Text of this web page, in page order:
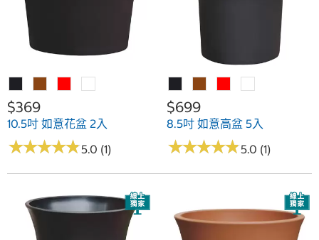
$369
10.5吋 如意花盆 2入
★★★★★
★★★★★5.0 (1)
$699
8.5吋 如意高盆 5入
★★★★★
★★★★★5.0 (1)